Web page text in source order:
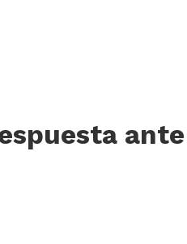
ante